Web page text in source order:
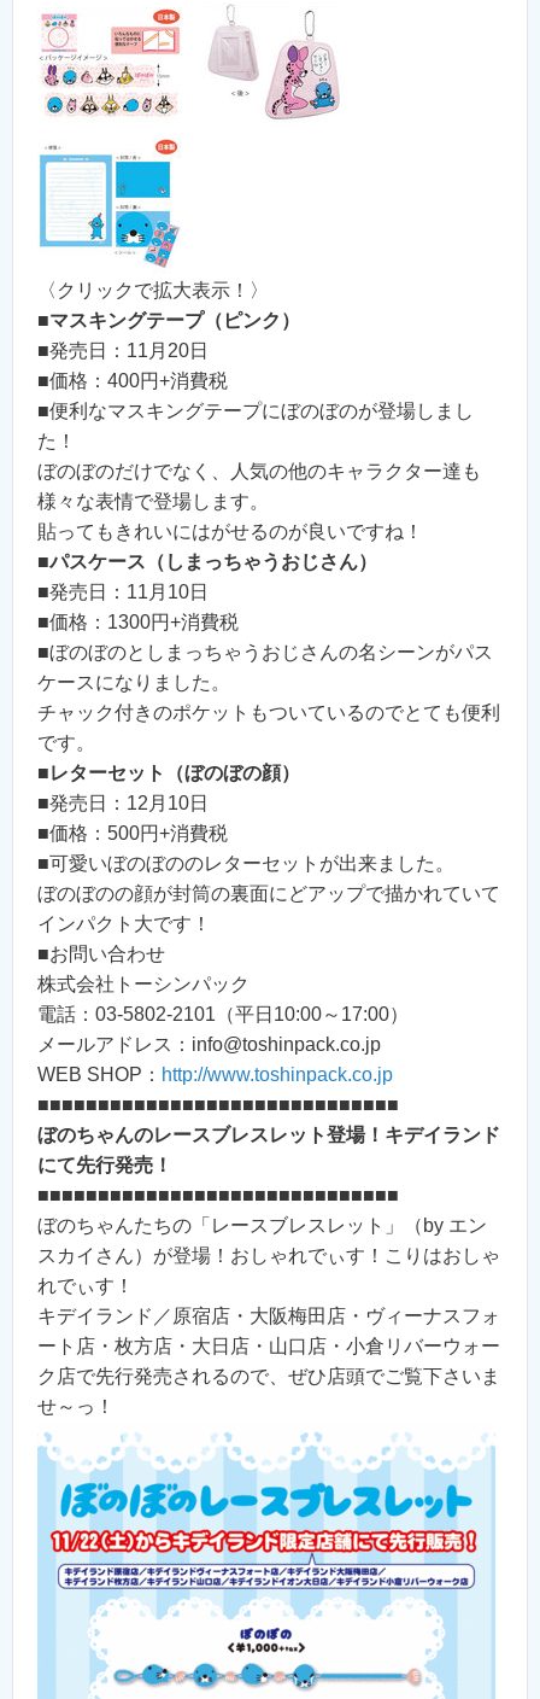
〈クリックで拡大表示！〉
■マスキングテープ（ピンク）
■発売日：11月20日
■価格：400円+消費税
■便利なマスキングテープにぼのぼのが登場しまし
た！
ぼのぼのだけでなく、人気の他のキャラクター達も
様々な表情で登場します。
貼ってもきれいにはがせるのが良いですね！
■パスケース（しまっちゃうおじさん）
■発売日：11月10日
■価格：1300円+消費税
■ぼのぼのとしまっちゃうおじさんの名シーンがパス
ケースになりました。
チャック付きのポケットもついているのでとても便利
です。
■レターセット（ぼのぼの顔）
■発売日：12月10日
■価格：500円+消費税
■可愛いぼのぼののレターセットが出来ました。
ぼのぼのの顔が封筒の裏面にどアップで描かれていて
インパクト大です！
■お問い合わせ
株式会社トーシンパック
電話：03-5802-2101（平日10:00～17:00）
メールアドレス：info@toshinpack.co.jp
WEB SHOP： http://www.toshinpack.co.jp
■■■■■■■■■■■■■■■■■■■■■■■■■■■■■■
ぼのちゃんのレースブレスレット登場！キデイランド
にて先行発売！
■■■■■■■■■■■■■■■■■■■■■■■■■■■■■■
ぼのちゃんたちの「レースブレスレット」（by エン
スカイさん）が登場！おしゃれでぃす！こりはおしゃ
れでぃす！
キデイランド／原宿店・大阪梅田店・ヴィーナスフォ
ート店・枚方店・大日店・山口店・小倉リバーウォー
ク店で先行発売されるので、ぜひ店頭でご覧下さいま
せ～っ！